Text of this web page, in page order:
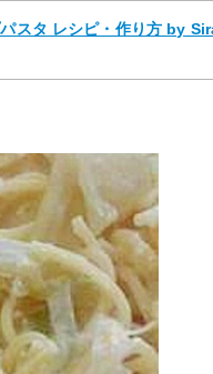
スタ レシピ・作り方 by